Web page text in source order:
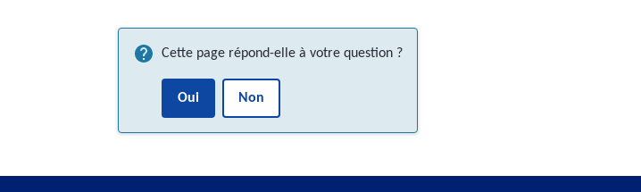
Cette page répond-elle à votre question ?
Oui Non